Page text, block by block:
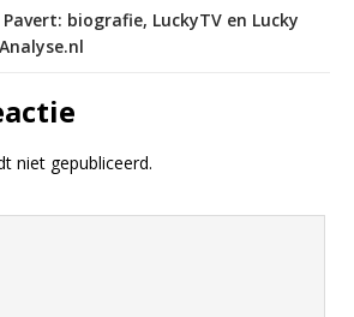
biografie, LuckyTV en Lucky
niet gepubliceerd.